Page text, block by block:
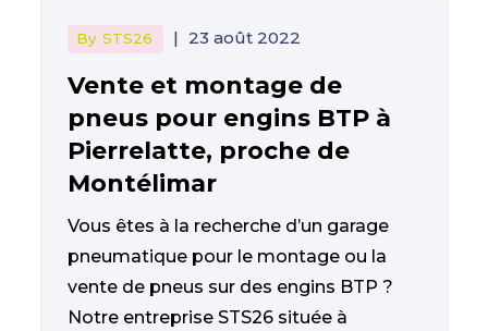
By STS26 | 23 août 2022
Vente et montage de
pneus pour engins BTP à
Pierrelatte, proche de
Montélimar
Vous êtes à la recherche d’un garage
pneumatique pour le montage ou la
vente de pneus sur des engins BTP ?
Notre entreprise STS26 située à